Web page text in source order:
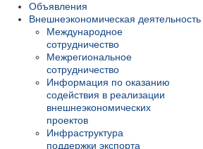
Объявления
Внешнеэкономическая деятельность
Международное
сотрудничество
Межрегиональное
сотрудничество
Информация по оказанию
содействия в реализации
внешнеэкономических
проектов
Инфраструктура
поддержки экспорта